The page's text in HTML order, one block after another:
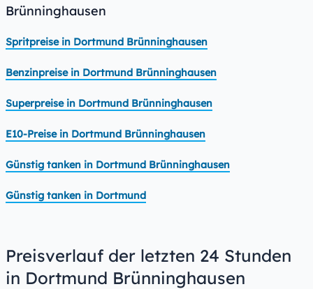
Brünninghausen
Spritpreise in Dortmund Brünninghausen
Benzinpreise in Dortmund Brünninghausen
Superpreise in Dortmund Brünninghausen
E10-Preise in Dortmund Brünninghausen
Günstig tanken in Dortmund Brünninghausen
Günstig tanken in Dortmund
Preisverlauf der letzten 24 Stunden
in Dortmund Brünninghausen